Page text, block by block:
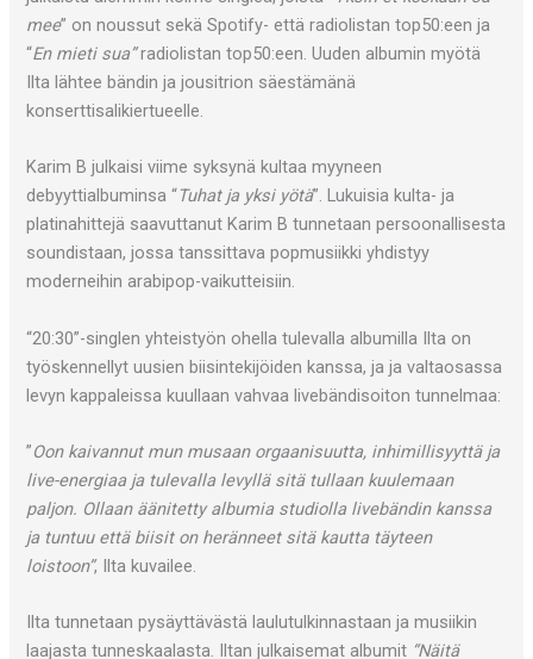
mee” on noussut sekä Spotify- että radiolistan top50:een ja
“En mieti sua”radiolistan top50:een. Uuden albumin myötä
Ilta lähtee bändin ja jousitrion säestämänä
konserttisalikiertueelle.
Karim B julkaisi viime syksynä kultaa myyneen
debyyttialbuminsa “Tuhat ja yksi yötä”. Lukuisia kulta- ja
platinahittejä saavuttanut Karim B tunnetaan persoonallisesta
soundistaan, jossa tanssittava popmusiikki yhdistyy
moderneihin arabipop-vaikutteisiin.
“20:30”-singlen yhteistyön ohella tulevalla albumilla Ilta on
työskennellyt uusien biisintekijöiden kanssa, ja ja valtaosassa
levyn kappaleissa kuullaan vahvaa livebändisoiton tunnelmaa:
”Oon kaivannut mun musaan orgaanisuutta, inhimillisyyttä ja
live-energiaa ja tulevalla levyllä sitä tullaan kuulemaan
paljon. Ollaan äänitetty albumia studiolla livebändin kanssa
ja tuntuu että biisit on heränneet sitä kautta täyteen
loistoon”, Ilta kuvailee.
Ilta tunnetaan pysäyttävästä laulutulkinnastaan ja musiikin
laajasta tunneskaalasta. Iltan julkaisemat albumit “Näitä